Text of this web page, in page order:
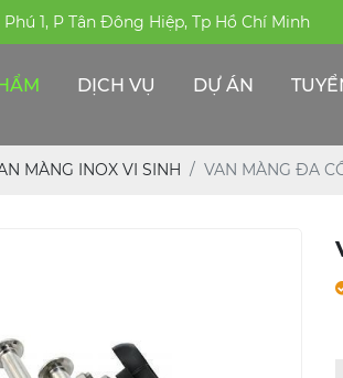
Phú 1, P Tân Đông Hiệp, Tp Hồ Chí Minh
DỊCH VỤ DỰ ÁN
MÀNG INOX VI SINH VAN MÀNG ĐA